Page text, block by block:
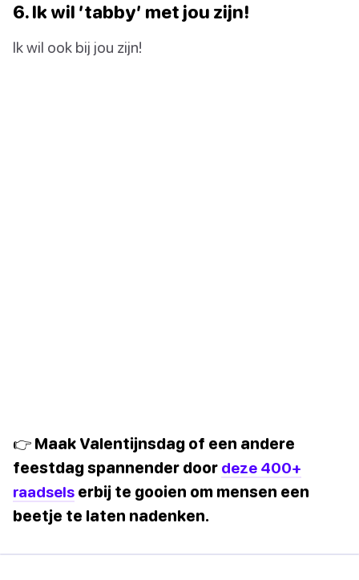
6. Ik wil ’tabby’ met jou zijn!
Ik wil ook bij jou zijn!
👉 Maak Valentijnsdag of een andere
feestdag spannender door deze 400+
raadsels erbij te gooien om mensen een
beetje te laten nadenken.